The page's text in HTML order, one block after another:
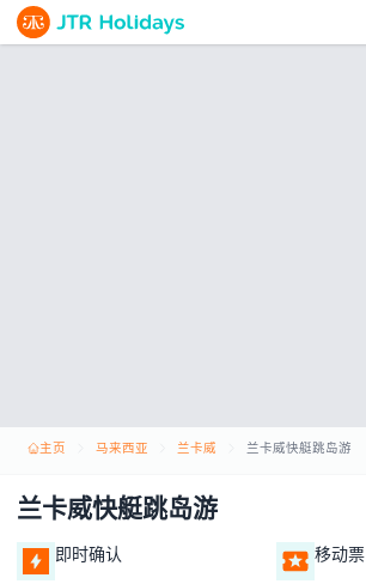
主页 马来西亚 兰卡威 兰卡威快艇跳岛游
兰卡威快艇跳岛游
即时确认 移动票